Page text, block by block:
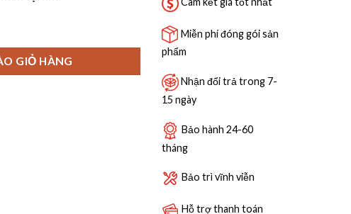
SERIE 6 SẤY ZEOLITH TRÍ TUỆ NHÂN TẠO AI số lượng
GIỎ HÀNG
Miễn phí đóng gói sản
phẩm
Nhận đổi trả trong 7-
15 ngày
Bảo hành 24-60
tháng
Bảo trì vĩnh viễn
Hỗ trợ thanh toán